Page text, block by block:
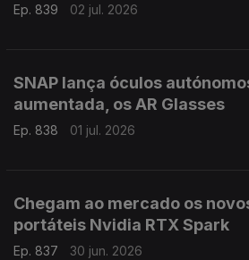
Ep. 839 02 jul. 2026
SNAP lança óculos
aumentada, os AR Glasses
Ep. 838 01 jul. 2026
Chegam ao mercado os
portáteis Nvidia RTX Spark
Ep. 837 30 jun. 2026